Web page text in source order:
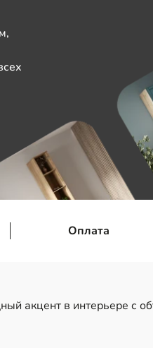
Оплата
акцент в интерьере с